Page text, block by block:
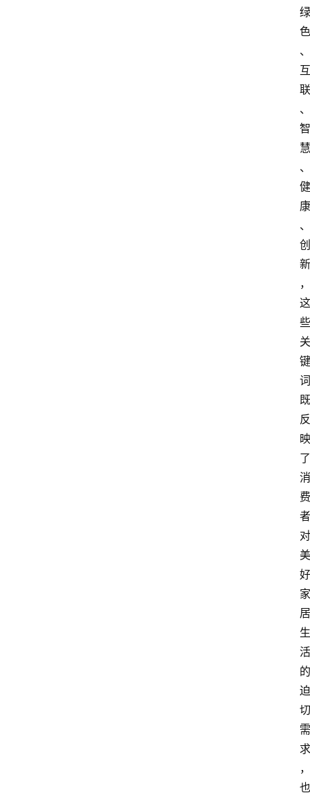
绿
色
、
互
联
、
智
慧
、
健
康
、
创
新
，
这
些
关
键
词
既
反
映
了
消
费
者
对
美
好
家
居
生
活
的
迫
切
需
求
，
也